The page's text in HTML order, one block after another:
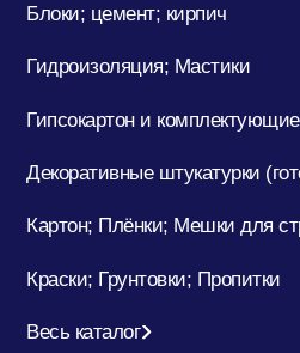
Блоки; цемент; кирпич
Гидроизоляция; Мастики
Гипсокартон и комплектующие
Декоративные штукатурки
Картон; Плёнки; Мешки для
Краски; Грунтовки; Пропитки
Весь каталог